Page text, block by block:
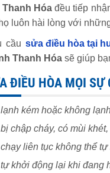
Hóa đều tiếp
luôn hài lòng với
cầusửa điều hòa tại
Thanh Hóa sẽ giúp
ĐIỀU HÒA MỌI SỰ
kém hoặc không
chập cháy, có mùi
liên tục không thể
khởi động lại khi đang